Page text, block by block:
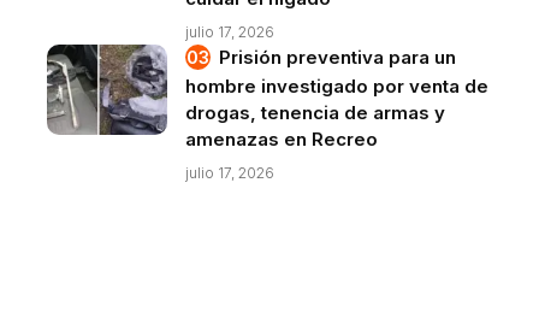
julio 17, 2026
Prisión preventiva para un
hombre investigado por venta de
drogas, tenencia de armas y
amenazas en Recreo
julio 17, 2026